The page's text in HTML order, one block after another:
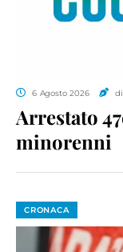
6 Agosto 2026
Arrestato
minorenni
CRONACA